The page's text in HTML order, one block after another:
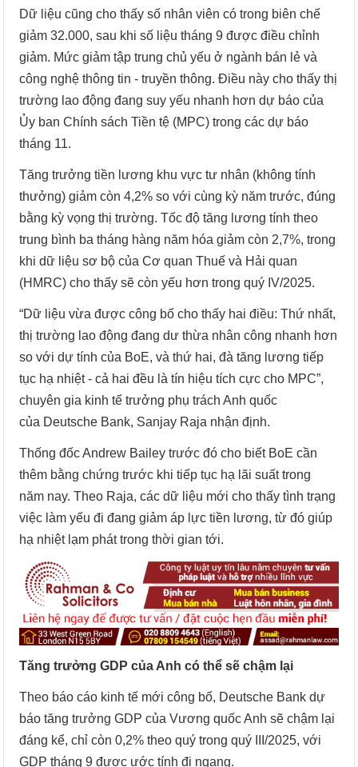
Dữ liệu cũng cho thấy số nhân viên có trong biên chế
giảm 32.000, sau khi số liệu tháng 9 được điều chỉnh
giảm. Mức giảm tập trung chủ yếu ở ngành bán lẻ và
công nghệ thông tin - truyền thông. Điều này cho thấy thị
trường lao động đang suy yếu nhanh hơn dự báo của
Ủy ban Chính sách Tiền tệ (MPC) trong các dự báo
tháng 11.
Tăng trưởng tiền lương khu vực tư nhân (không tính
thưởng) giảm còn 4,2% so với cùng kỳ năm trước, đúng
bằng kỳ vọng thị trường. Tốc độ tăng lương tính theo
trung bình ba tháng hàng năm hóa giảm còn 2,7%, trong
khi dữ liệu sơ bộ của Cơ quan Thuế và Hải quan
(HMRC) cho thấy sẽ còn yếu hơn trong quý IV/2025.
“Dữ liệu vừa được công bố cho thấy hai điều: Thứ nhất,
thị trường lao động đang dư thừa nhân công nhanh hơn
so với dự tính của BoE, và thứ hai, đà tăng lương tiếp
tục hạ nhiệt - cả hai đều là tín hiệu tích cực cho MPC”,
chuyên gia kinh tế trưởng phụ trách Anh quốc
của Deutsche Bank, Sanjay Raja nhận định.
Thống đốc Andrew Bailey trước đó cho biết BoE cần
thêm bằng chứng trước khi tiếp tục hạ lãi suất trong
năm nay. Theo Raja, các dữ liệu mới cho thấy tình trạng
việc làm yếu đi đang giảm áp lực tiền lương, từ đó giúp
hạ nhiệt lạm phát trong thời gian tới.
Tăng trưởng GDP của Anh có thể sẽ chậm lại
Theo báo cáo kinh tế mới công bố, Deutsche Bank dự
báo tăng trưởng GDP của Vương quốc Anh sẽ chậm lại
đáng kể, chỉ còn 0,2% theo quý trong quý III/2025, với
GDP tháng 9 được ước tính đi ngang.